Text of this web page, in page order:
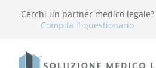
Cerchi un partner medico legale?
Compila il questionario